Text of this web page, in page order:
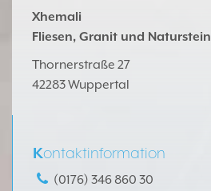
Xhemali
Fliesen, Granit und Naturstein
Thornerstraße 27
42283 Wuppertal
Kontaktinformation
(0176) 346 860 30